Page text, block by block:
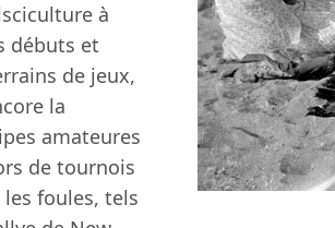
à
débuts et
de jeux,
la
amateures
de tournois
foules, tels